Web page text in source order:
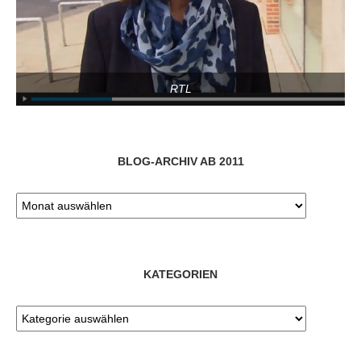
RTL
BLOG-ARCHIV AB 2011
KATEGORIEN